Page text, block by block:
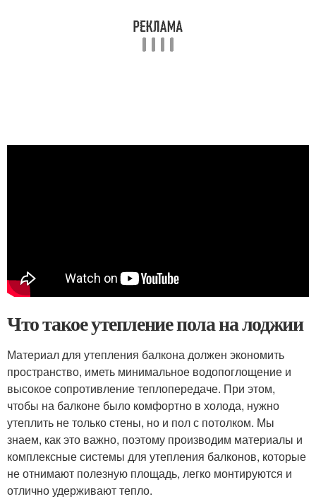
Что такое утепление пола на лоджии
Материал для утепления балкона должен экономить
пространство, иметь минимальное водопоглощение и
высокое сопротивление теплопередаче. При этом,
чтобы на балконе было комфортно в холода, нужно
утеплить не только стены, но и пол с потолком. Мы
знаем, как это важно, поэтому производим материалы и
комплексные системы для утепления балконов, которые
не отнимают полезную площадь, легко монтируются и
отлично удерживают тепло.